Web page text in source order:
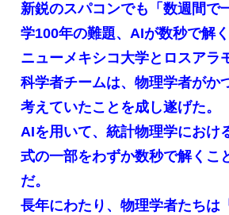
新鋭のスパコンでも「数週間で
学100年の難題、AIが数秒で解く
ニューメキシコ大学とロスアラ
科学者チームは、物理学者がか
考えていたことを成し遂げた。
AIを用いて、統計物理学におけ
式の一部をわずか数秒で解くこ
だ。
長年にわたり、物理学者たちは